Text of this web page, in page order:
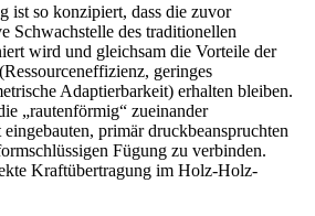
ist so konzipiert, dass die zuvor
Schwachstelle des traditionellen
wird und gleichsam die Vorteile der
geringes
Adaptierbarkeit) erhalten bleiben.
„rautenförmig“ zueinander
primär druckbeanspruchten
Fügung zu verbinden.
Kraftübertragung im Holz-Holz-